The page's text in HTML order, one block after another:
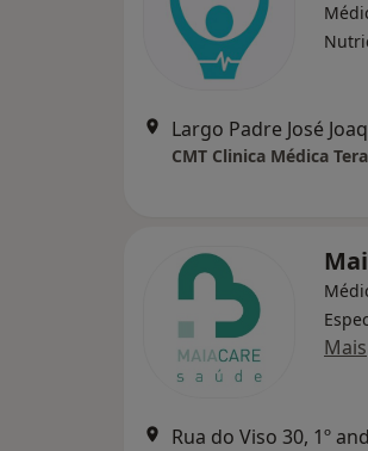
CMT Clinica Médica
Mais
Rua do Viso 30, 1º